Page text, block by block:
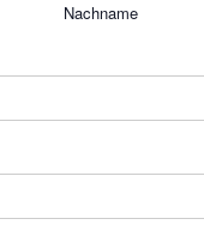
Nachname